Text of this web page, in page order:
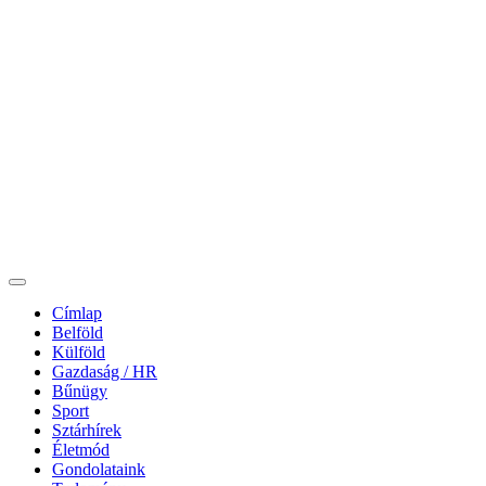
Címlap
Belföld
Külföld
Gazdaság / HR
Bűnügy
Sport
Sztárhírek
Életmód
Gondolataink